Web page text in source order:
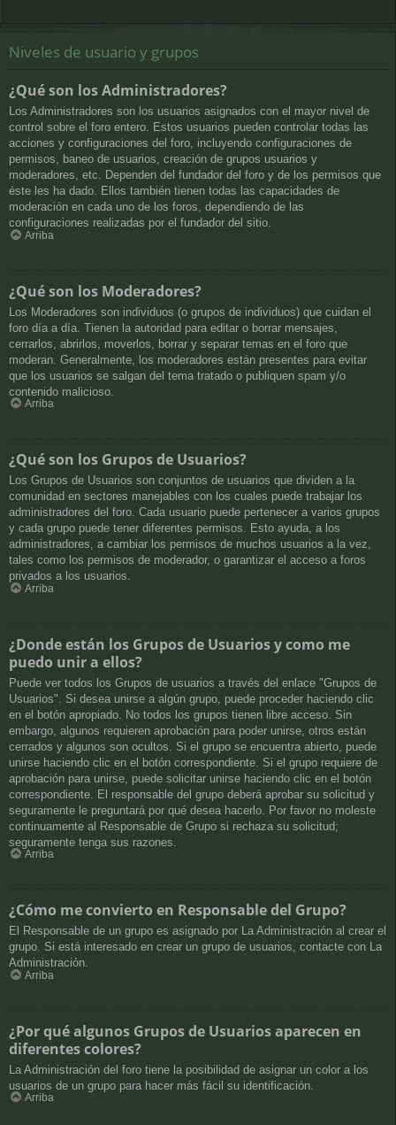
Niveles de usuario y grupos
¿Qué son los Administradores?
Los Administradores son los usuarios asignados con el mayor nivel de
control sobre el foro entero. Estos usuarios pueden controlar todas las
acciones y configuraciones del foro, incluyendo configuraciones de
permisos, baneo de usuarios, creación de grupos usuarios y
moderadores, etc. Dependen del fundador del foro y de los permisos que
éste les ha dado. Ellos también tienen todas las capacidades de
moderación en cada uno de los foros, dependiendo de las
configuraciones realizadas por el fundador del sitio.
Arriba
¿Qué son los Moderadores?
Los Moderadores son individuos (o grupos de individuos) que cuidan el
foro día a día. Tienen la autoridad para editar o borrar mensajes,
cerrarlos, abrirlos, moverlos, borrar y separar temas en el foro que
moderan. Generalmente, los moderadores están presentes para evitar
que los usuarios se salgan del tema tratado o publiquen spam y/o
contenido malicioso.
Arriba
¿Qué son los Grupos de Usuarios?
Los Grupos de Usuarios son conjuntos de usuarios que dividen a la
comunidad en sectores manejables con los cuales puede trabajar los
administradores del foro. Cada usuario puede pertenecer a varios grupos
y cada grupo puede tener diferentes permisos. Esto ayuda, a los
administradores, a cambiar los permisos de muchos usuarios a la vez,
tales como los permisos de moderador, o garantizar el acceso a foros
privados a los usuarios.
Arriba
¿Donde están los Grupos de Usuarios y como me
puedo unir a ellos?
Puede ver todos los Grupos de usuarios a través del enlace "Grupos de
Usuarios". Si desea unirse a algún grupo, puede proceder haciendo clic
en el botón apropiado. No todos los grupos tienen libre acceso. Sin
embargo, algunos requieren aprobación para poder unirse, otros están
cerrados y algunos son ocultos. Si el grupo se encuentra abierto, puede
unirse haciendo clic en el botón correspondiente. Si el grupo requiere de
aprobación para unirse, puede solicitar unirse haciendo clic en el botón
correspondiente. El responsable del grupo deberá aprobar su solicitud y
seguramente le preguntará por qué desea hacerlo. Por favor no moleste
continuamente al Responsable de Grupo si rechaza su solicitud;
seguramente tenga sus razones.
Arriba
¿Cómo me convierto en Responsable del Grupo?
El Responsable de un grupo es asignado por La Administración al crear el
grupo. Si está interesado en crear un grupo de usuarios, contacte con La
Administración.
Arriba
¿Por qué algunos Grupos de Usuarios aparecen en
diferentes colores?
La Administración del foro tiene la posibilidad de asignar un color a los
usuarios de un grupo para hacer más fácil su identificación.
Arriba